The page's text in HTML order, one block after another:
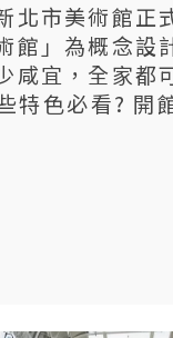
北市美術館正
館」為概念設
咸宜，全家都
特色必看? 開